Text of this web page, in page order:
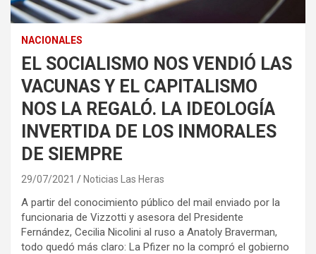
NACIONALES
EL SOCIALISMO NOS VENDIÓ LAS
VACUNAS Y EL CAPITALISMO
NOS LA REGALÓ. LA IDEOLOGÍA
INVERTIDA DE LOS INMORALES
DE SIEMPRE
29/07/2021 Noticias Las Heras
A partir del conocimiento público del mail enviado por la
funcionaria de Vizzotti y asesora del Presidente
Fernández, Cecilia Nicolini al ruso a Anatoly Braverman,
todo quedó más claro: La Pfizer no la compró el gobierno